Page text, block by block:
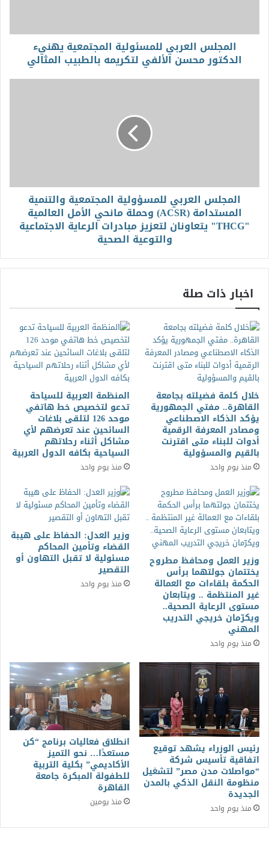
المجلس العربي للمسئولية المجتمعية يهنيء
الدكتور محسن الألفي لتكريمه بالطبيب المثالي
المجلس العربي للمسؤولية المجتمعية والتنمية
المستدامة (ACSR) وحملة مانحي الأمل العالمية
"THCG" يتعاونان لتعزيز مبادرات الرعاية الاجتماعية
والتوعية الصحية
اخبار ذات صلة
خلال كلمة فضيلته بجامعة
القاهرة.. مفتي الجمهورية
يؤكد الذكاء الاصطناعي
ومصادر المعرفة الرقمية
أدوات للبناء متى اقترنت
بالقيم والمسؤولية
منذ يوم واحد
المنظمة العربية للسياحة
تدعو لتخصيص خط هاتفي
موحد 126 لتلقى بلاغات
السائحين عند تعرضهم لأي
مشاكل أثناء رحلاتهم
السياحية بكافه الدول العربية
منذ يوم واحد
وزير العمل ومحافظ مطروح
يختتمان جولتهما برأس
الحكمة بلقاءات مع العمالة
غير المنتظمة .. ويتابعان
مستوى الرعاية الصحية..
ويكرّمان خريجي التدريب
المهني
منذ يوم واحد
وزير العدل: الحفاظ على هيبة
القضاء وتأمين المحاكم
مسئولية لا تقبل التهاون أو
التقصير
منذ يوم واحد
رئيس الوزراء يشهد توقيع
اتفاقية تأسيس شركة
“مواصلات مدن مصر” لتشغيل
منظومة النقل الذكي بالمدن
الجديدة
منذ يوم واحد
انطلاق فعاليات برنامج “كن
مستعدًا… نحو التميز
الأكاديمي” بكلية التربية
للطفولة المبكرة جامعة
القاهرة
منذ يومين